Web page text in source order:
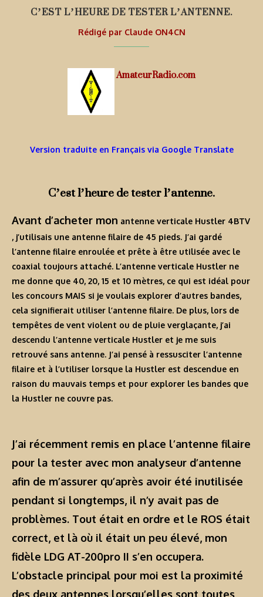
C’EST L’HEURE DE TESTER L’ANTENNE.
Rédigé par Claude ON4CN
AmateurRadio.com
Version traduite en Français via Google Translate
C’est l’heure de tester l’antenne.
Avant d’acheter mon antenne verticale Hustler 4BTV
, j’utilisais une antenne filaire de 45 pieds. J’ai gardé
l’antenne filaire enroulée et prête à être utilisée avec le
coaxial toujours attaché. L’antenne verticale Hustler ne
me donne que 40, 20, 15 et 10 mètres, ce qui est idéal pour
les concours MAIS si je voulais explorer d’autres bandes,
cela signifierait utiliser l’antenne filaire. De plus, lors de
tempêtes de vent violent ou de pluie verglaçante, j’ai
descendu l’antenne verticale Hustler et je me suis
retrouvé sans antenne. J’ai pensé à ressusciter l’antenne
filaire et à l’utiliser lorsque la Hustler est descendue en
raison du mauvais temps et pour explorer les bandes que
la Hustler ne couvre pas.
J’ai récemment remis en place l’antenne filaire
pour la tester avec mon analyseur d’antenne
afin de m’assurer qu’après avoir été inutilisée
pendant si longtemps, il n’y avait pas de
problèmes. Tout était en ordre et le ROS était
correct, et là où il était un peu élevé, mon
fidèle LDG AT-200pro II s’en occupera.
L’obstacle principal pour moi est la proximité
des deux antennes lorsqu’elles sont toutes